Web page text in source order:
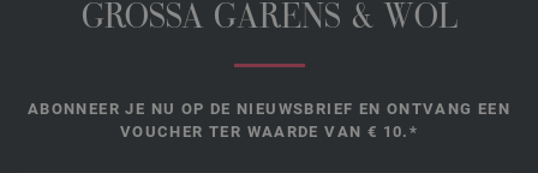
GROSSA GARENS & WOL
ABONNEER JE NU OP DE NIEUWSBRIEF EN ONTVANG EEN
VOUCHER TER WAARDE VAN € 10.*